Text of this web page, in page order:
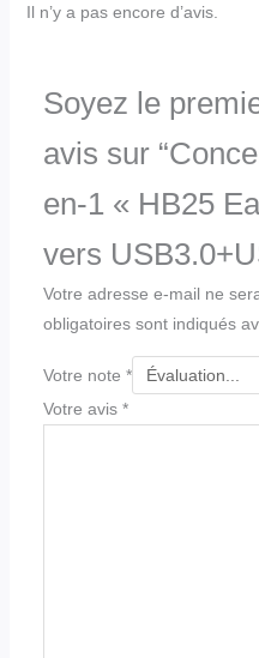
Il n’y a pas encore d’avis.
Soyez le
avis sur
en-1 « HB25
vers
Votre adresse e-mail ne
obligatoires sont indiqués
Votre note *
Votre avis *